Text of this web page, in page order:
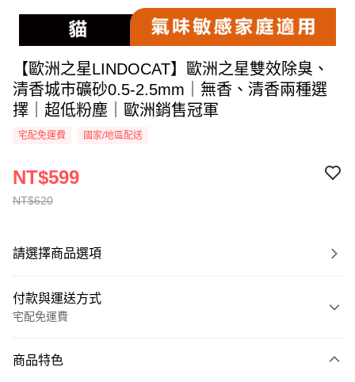
【歐洲之星LINDOCAT】歐洲之星雙效除臭、
清香城市礦砂0.5-2.5mm｜無香、清香兩種選
擇｜超低粉塵｜歐洲銷售冠軍
宅配免運費 國家/地區配送
NT$620
NT$599
請選擇商品選項
付款與運送方式
宅配免運費
信用卡一次付款
商品特色